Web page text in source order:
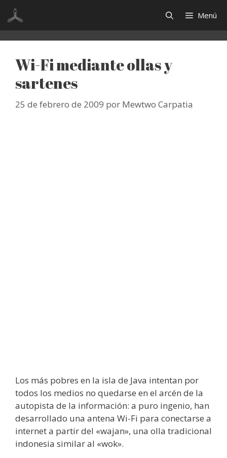
Saltar
contenido
Menú
Wi-Fi mediante ollas y
sartenes
25 de febrero de 2009 por Mewtwo Carpatia
Los más pobres en la isla de Java intentan por
todos los medios no quedarse en el arcén de la
autopista de la información: a puro ingenio, han
desarrollado una antena Wi-Fi para conectarse a
internet a partir del «wajan», una olla tradicional
indonesia similar al «wok».